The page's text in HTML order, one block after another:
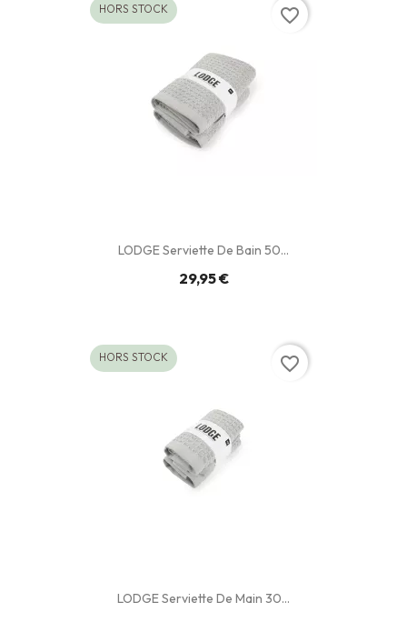
LODGE Serviette De Bain 50...
29,95 €
HORS STOCK favorite_border
LODGE Serviette De Main 30...
HORS STOCK favorite_border